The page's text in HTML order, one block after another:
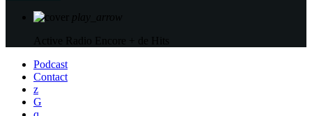
play_arrow
Active Radio Encore + de Hits
Podcast
Contact